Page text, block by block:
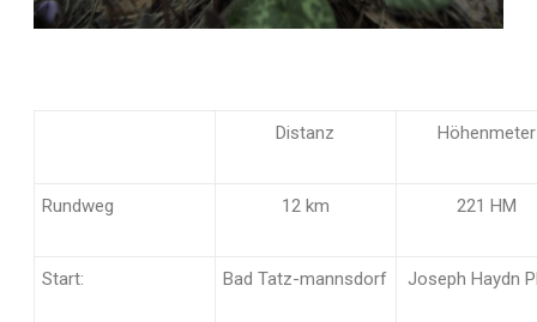
Distanz Höhenmeter
Rundweg 12 km 221 HM
Start: Bad Tatz-mannsdorf Joseph Haydn